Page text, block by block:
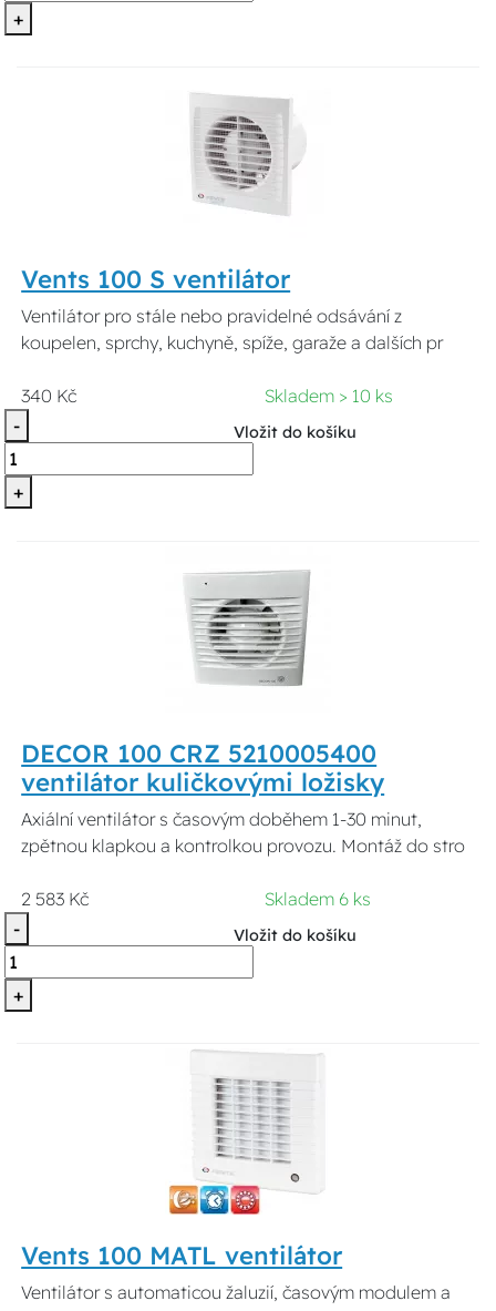
+
Vents 100 S ventilátor
Ventilátor pro stále nebo pravidelné odsávání z
koupelen, sprchy, kuchyně, spíže, garaže a dalších pr
340 Kč
Skladem > 10 ks
-
+
Vložit do košíku
DECOR 100 CRZ 5210005400
ventilátor kuličkovými ložisky
Axiální ventilátor s časovým doběhem 1-30 minut,
zpětnou klapkou a kontrolkou provozu. Montáž do stro
2 583 Kč
Skladem 6 ks
-
+
Vložit do košíku
Vents 100 MATL ventilátor
Ventilátor s automaticou žaluzií, časovým modulem a